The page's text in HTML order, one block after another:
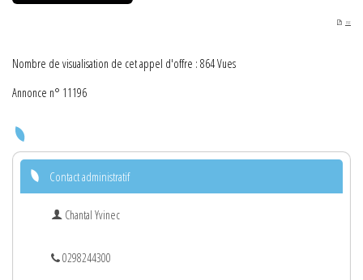
PDF
Nombre de visualisation de cet appel d'offre : 864 Vues
Annonce n° 11196
Contact administratif
Chantal Yvinec
0298244300